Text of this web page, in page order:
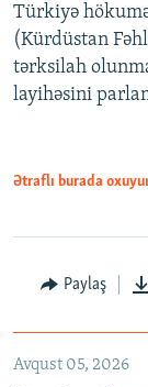
Auto
Türkiyə
(Kürdüstan
tərksilah
layihəsini
Ətraflı burada
Paylaş
Avqust 05, 2026